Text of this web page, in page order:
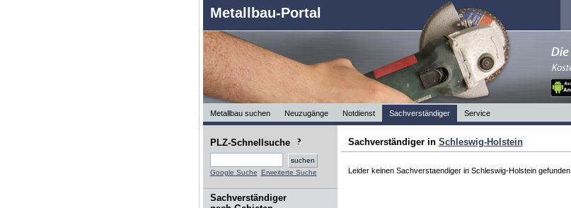
Metallbau-Portal
Metallbau suchen Neuzugänge Notdienst Sachverständiger Service
PLZ-Schnellsuche
Google Suche Erweiterte Suche
Sachverständiger
Sachverständiger in Schleswig-Holstein
Leider keinen Sachverstaendiger in Schleswig-Holstein gefunden.